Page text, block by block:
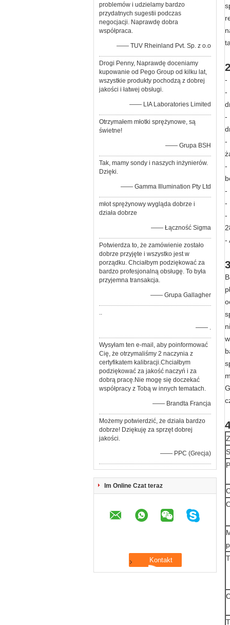
problemów i udzielamy bardzo
przydatnych sugestii podczas
negocjacji. Naprawdę dobra
współpraca.
—— TUV Rheinland Pvt. Sp. z o.o
Drogi Penny, Naprawdę doceniamy
kupowanie od Pego Group od kilku lat,
wszystkie produkty pochodzą z dobrej
jakości i łatwej obsługi.
—— LIA Laboratories Limited
Otrzymałem młotki sprężynowe, są
świetne!
—— Grupa BSH
Tak, mamy sondy i naszych inżynierów.
Dzięki.
—— Gamma Illumination Pty Ltd
młot sprężynowy wygląda dobrze i
działa dobrze
—— Łączność Sigma
Potwierdza to, że zamówienie zostało
dobrze przyjęte i wszystko jest w
porządku. Chciałbym podziękować za
bardzo profesjonalną obsługę. To była
przyjemna transakcja.
—— Grupa Gallagher
..
—— .
Wysyłam ten e-mail, aby poinformować
Cię, że otrzymaliśmy 2 naczynia z
certyfikatem kalibracji.Chciałbym
podziękować za jakość naczyń i za
dobrą pracę.Nie mogę się doczekać
współpracy z Tobą w innych tematach.
—— Brandta Francja
Możemy potwierdzić, że działa bardzo
dobrze! Dziękuję za sprzęt dobrej
jakości.
—— PPC (Grecja)
Im Online Czat teraz
-
-
-
-
-
-
-
-
-